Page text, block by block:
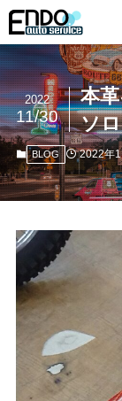
本
ソ
2022
11/30
BLOG 2022年